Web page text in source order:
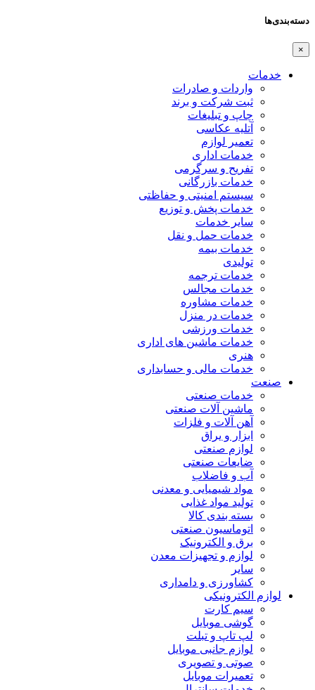
دسته‌بندی‌ها
×
خدمات
واردات و صادرات
ثبت شرکت و برند
چاپ و تبلیغات
آتلیه عکاسی
تعمیر لوازم
خدمات اداری
تفریح و سرگرمی
خدمات بازرگانی
سیستم امنیتی و حفاظتی
خدمات پخش و توزیع
سایر خدمات
خدمات حمل و نقل
خدمات بیمه
تولیدی
خدمات ترجمه
خدمات مجالس
خدمات مشاوره
خدمات در منزل
خدمات ورزشی
خدمات ماشین های اداری
هنری
خدمات مالی و حسابداری
صنعت
خدمات صنعتی
ماشین آلات صنعتی
آهن آلات و فلزات
ابزار و یراق
لوازم صنعتی
ضایعات صنعتی
آب و فاضلاب
مواد شیمیایی و معدنی
تولید مواد غذایی
بسته بندی کالا
اتوماسیون صنعتی
برق و الکترونیک
لوازم و تجهیزات معدن
سایر
کشاورزی و دامداری
لوازم الکترونیکی
سیم کارت
گوشی موبایل
لپ تاپ و تبلت
لوازم جانبی موبایل
صوتی و تصویری
تعمیرات موبایل